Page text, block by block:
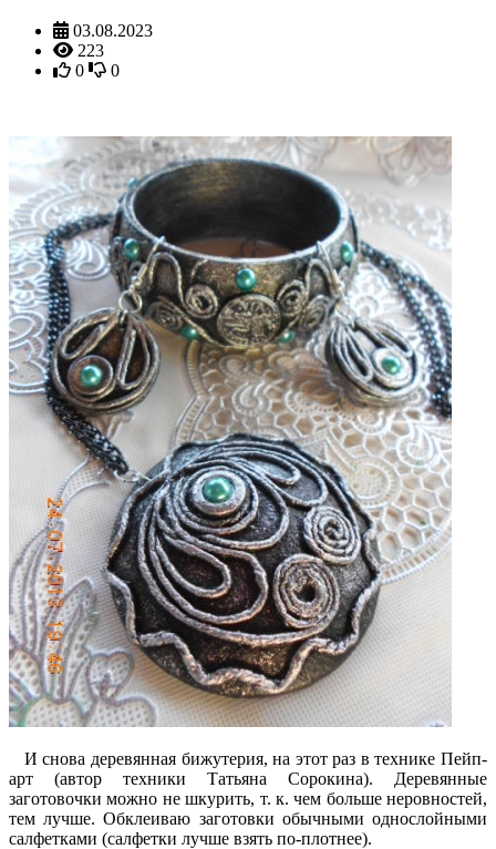
03.08.2023
223
0
0
И снова деревянная бижутерия, на этот раз в технике Пейп-
арт (автор техники Татьяна Сорокина). Деревянные
заготовочки можно не шкурить, т. к. чем больше неровностей,
тем лучше. Обклеиваю заготовки обычными однослойными
салфетками (салфетки лучше взять по-плотнее).